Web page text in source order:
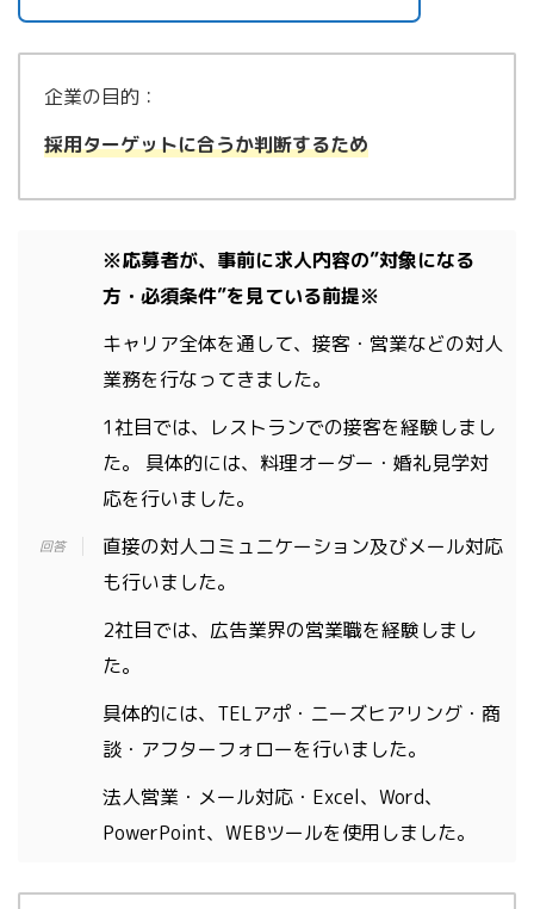
企業の目的：
採用ターゲットに合うか判断するため
※応募者が、事前に求人内容の”対象になる
方・必須条件”を見ている前提※
キャリア全体を通して、接客・営業などの対人
業務を行なってきました。
1社目では、レストランでの接客を経験しまし
た。 具体的には、料理オーダー・婚礼見学対
応を行いました。
直接の対人コミュニケーション及びメール対応
も行いました。
2社目では、広告業界の営業職を経験しまし
た。
具体的には、TELアポ・ニーズヒアリング・商
談・アフターフォローを行いました。
法人営業・メール対応・Excel、Word、
PowerPoint、WEBツールを使用しました。